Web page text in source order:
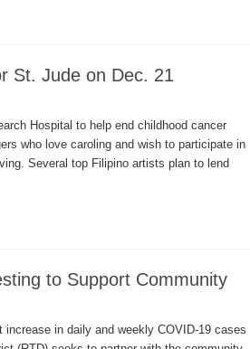
St. Jude on Dec. 21
Hospital to help end childhood cancer
who love caroling and wish to participate in
Several top Filipino artists plan to lend
to Support Community
in daily and weekly COVID-19 cases